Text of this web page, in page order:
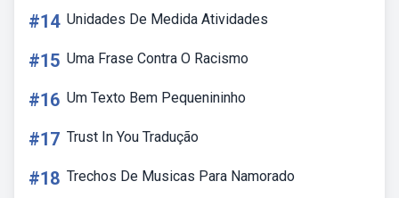
#14 Unidades De Medida Atividades
#15 Uma Frase Contra O Racismo
#16 Um Texto Bem Pequenininho
#17 Trust In You Tradução
#18 Trechos De Musicas Para Namorado